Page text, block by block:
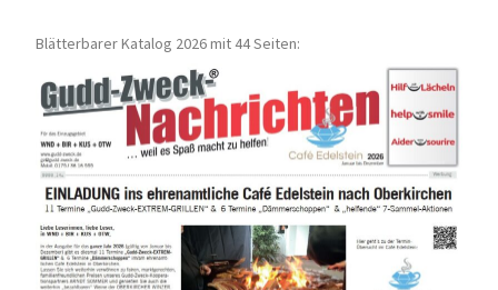
Blätterbarer Katalog 2026 mit 44 Seiten: